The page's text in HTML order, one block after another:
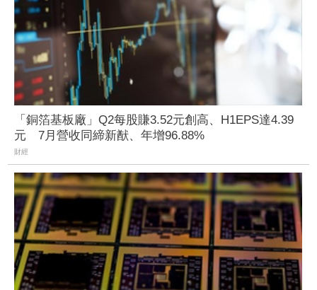
「銅箔基板廠」Q2每股賺3.52元創高、H1EPS達4.39
元 7月營收同締新猷、年增96.88%
財經